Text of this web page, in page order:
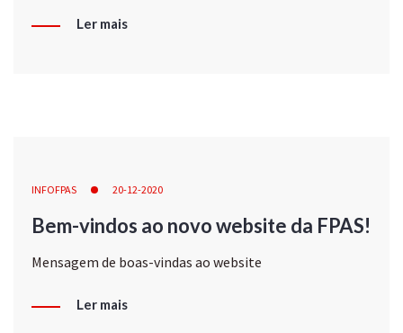
Ler mais
INFOFPAS 20-12-2020
Bem-vindos ao novo website da FPAS!
Mensagem de boas-vindas ao website
Ler mais